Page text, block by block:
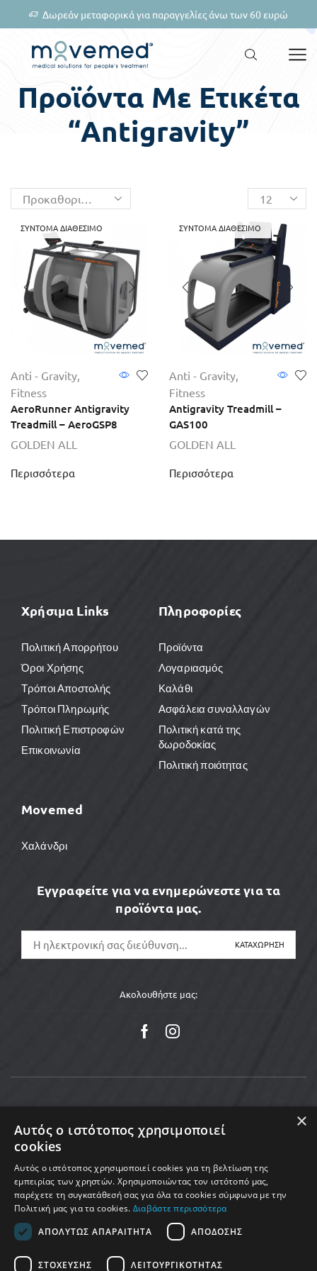
Δωρεάν μεταφορικά για παραγγελίες άνω των 60 ευρώ
Προϊόντα Με Ετικέτα
“antigravity”
Anti - Gravity,
Fitness
AeroRunner Antigravity
Treadmill – AeroGSP8
GOLDEN ALL
Περισσότερα
ΣΎΝΤΟΜΑ ΔΙΑΘΈΣΙΜΟ
Anti - Gravity,
Fitness
Antigravity Treadmill –
GAS100
GOLDEN ALL
Περισσότερα
ΣΎΝΤΟΜΑ ΔΙΑΘΈΣΙΜΟ
Χρήσιμα Links
Πολιτική Απορρήτου
Όροι Χρήσης
Τρόποι Αποστολής
Τρόποι Πληρωμής
Πολιτική Επιστροφών
Επικοινωνία
Πληροφορίες
Προϊόντα
Λογαριασμός
Καλάθι
Ασφάλεια συναλλαγών
Πολιτική κατά της
δωροδοκίας
Πολιτική ποιότητας
Movemed
Χαλάνδρι
Εγγραφείτε για να ενημερώνεστε για τα
προϊόντα μας.
Ακολουθήστε μας:
Copyright © 2025 MoveMed. Made by enigmart
×
Αυτός ο ιστότοπος χρησιμοποιεί
cookies
Αυτός ο ιστότοπος χρησιμοποιεί cookies για τη βελτίωση της
εμπειρίας των χρηστών. Χρησιμοποιώντας τον ιστότοπό μας,
παρέχετε τη συγκατάθεσή σας για όλα τα cookies σύμφωνα με την
Πολιτική μας για τα cookies. Διαβάστε περισσότερα
ΑΠΟΛΎΤΩΣ ΑΠΑΡΑΊΤΗΤΑ
ΑΠΌΔΟΣΗΣ
ΣΤΌΧΕΥΣΗΣ ΛΕΙΤΟΥΡΓΙΚΌΤΗΤΑΣ